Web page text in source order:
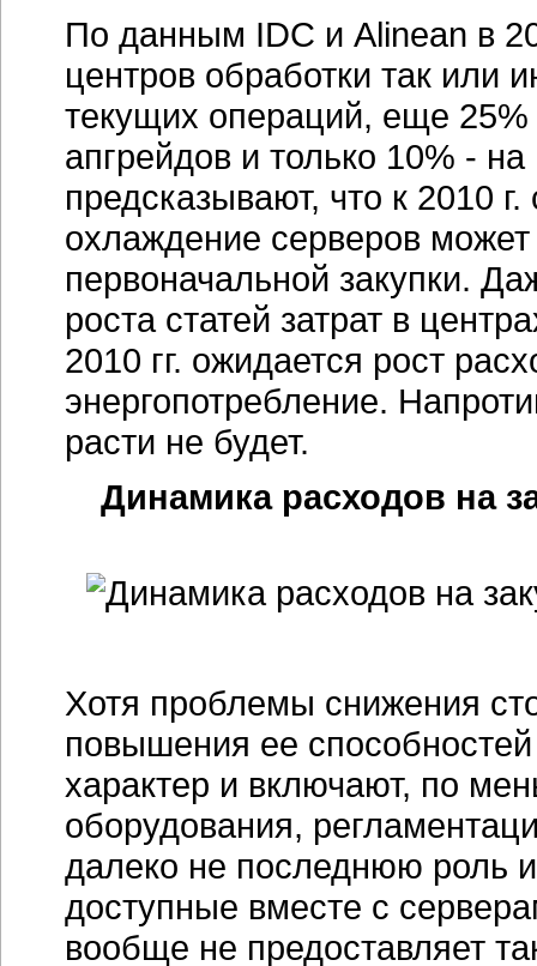
По данным IDC и Alinean в
центров обработки так или
текущих операций, еще
апгрейдов и только 10% -
предсказывают, что к 2010
охлаждение серверов
первоначальной закупки.
роста статей затрат в
2010 гг. ожидается рост
энергопотребление.
расти не будет.
Динамика расходов на
Хотя проблемы снижения
повышения ее
характер и включают, по
оборудования,
далеко не последнюю роль
доступные вместе с
вообще не предоставляет